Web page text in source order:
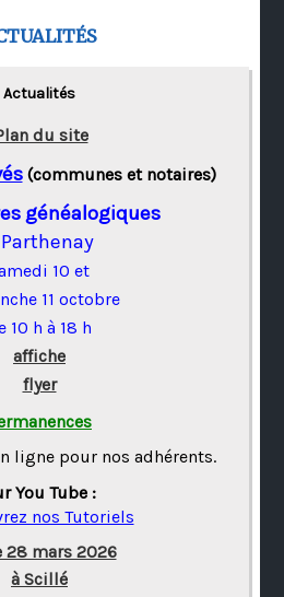
Actualités
du site
(communes et notaires)
généalogiques
10 et
11 octobre
10 h à 18 h
affiche
flyer
ligne pour nos adhérents.
You Tube :
nos Tutoriels
28 mars 2026
à Scillé